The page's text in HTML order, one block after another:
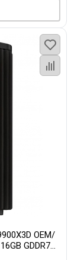
OEM/
GDDR7